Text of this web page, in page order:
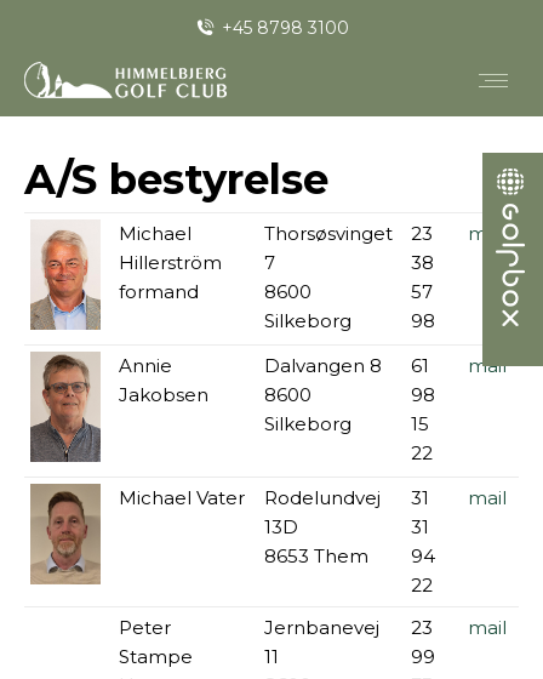
+45 8798 3100
A/S bestyrelse
Michael
Hillerström
formand
Thorsøsvinget
7
8600
Silkeborg
23
38
57
98
mail
Annie
Jakobsen
Dalvangen 8
8600
Silkeborg
61
98
15
22
mail
Michael Vater
Rodelundvej
13D
8653 Them
31
31
94
22
mail
Peter
Stampe
Jernbanevej
11
23
99
mail